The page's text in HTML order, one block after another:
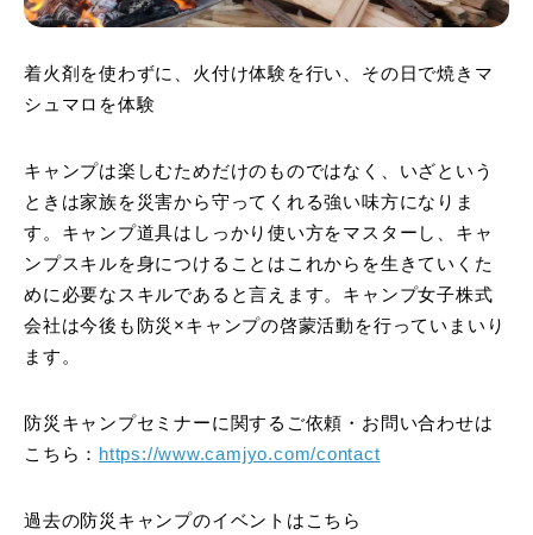
着火剤を使わずに、火付け体験を行い、その日で焼きマ
シュマロを体験
キャンプは楽しむためだけのものではなく、いざという
ときは家族を災害から守ってくれる強い味方になりま
す。キャンプ道具はしっかり使い方をマスターし、キャ
ンプスキルを身につけることはこれからを生きていくた
めに必要なスキルであると言えます。キャンプ女子株式
会社は今後も防災×キャンプの啓蒙活動を行っていまいり
ます。
防災キャンプセミナーに関するご依頼・お問い合わせは
こちら： https://www.camjyo.com/contact
過去の防災キャンプのイベントはこちら